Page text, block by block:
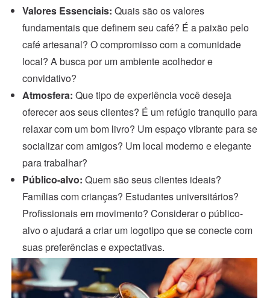
Valores Essenciais: Quais são os valores
fundamentais que definem seu café? É a paixão pelo
café artesanal? O compromisso com a comunidade
local? A busca por um ambiente acolhedor e
convidativo?
Atmosfera: Que tipo de experiência você deseja
oferecer aos seus clientes? É um refúgio tranquilo para
relaxar com um bom livro? Um espaço vibrante para se
socializar com amigos? Um local moderno e elegante
para trabalhar?
Público-alvo: Quem são seus clientes ideais?
Famílias com crianças? Estudantes universitários?
Profissionais em movimento? Considerar o público-
alvo o ajudará a criar um logotipo que se conecte com
suas preferências e expectativas.